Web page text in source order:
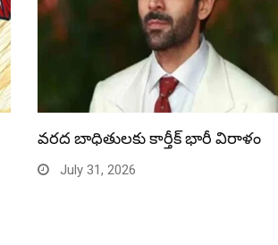
వరద బాధితులకు కార్తీక్ భారీ విరాళం
July 31, 2026